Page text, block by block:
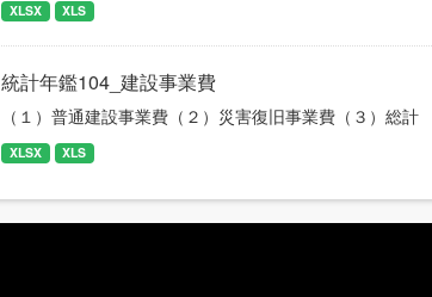
XLSX XLS
統計年鑑104_建設事業費
（１）普通建設事業費（２）災害復旧事業費（３）総計
XLSX XLS